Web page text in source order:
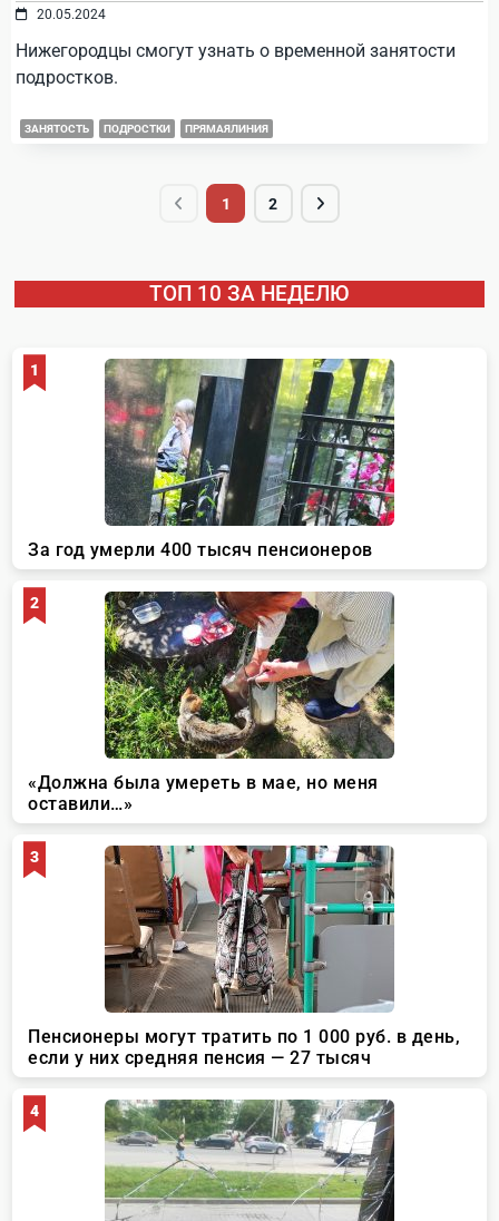
20.05.2024
Нижегородцы смогут узнать о временной занятости
подростков.
ЗАНЯТОСТЬ ПОДРОСТКИ ПРЯМАЯЛИНИЯ
1 2
ТОП 10 ЗА НЕДЕЛЮ